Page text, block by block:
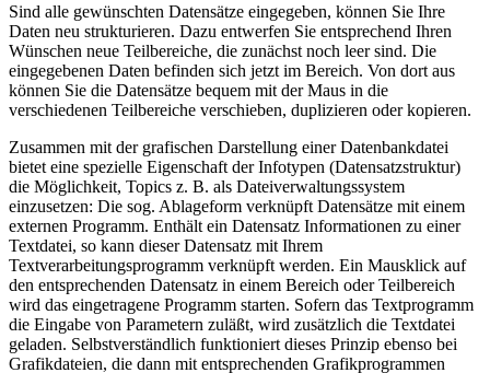
Sind alle gewünschten Datensätze eingegeben, können Sie Ihre
Daten neu strukturieren. Dazu entwerfen Sie entsprechend Ihren
Wünschen neue Teilbereiche, die zunächst noch leer sind. Die
eingegebenen Daten befinden sich jetzt im Bereich. Von dort aus
können Sie die Datensätze bequem mit der Maus in die
verschiedenen Teilbereiche verschieben, duplizieren oder kopieren.
Zusammen mit der grafischen Darstellung einer Datenbankdatei
bietet eine spezielle Eigenschaft der Infotypen (Datensatzstruktur)
die Möglichkeit, Topics z. B. als Dateiverwaltungssystem
einzusetzen: Die sog. Ablageform verknüpft Datensätze mit einem
externen Programm. Enthält ein Datensatz Informationen zu einer
Textdatei, so kann dieser Datensatz mit Ihrem
Textverarbeitungsprogramm verknüpft werden. Ein Mausklick auf
den entsprechenden Datensatz in einem Bereich oder Teilbereich
wird das eingetragene Programm starten. Sofern das Textprogramm
die Eingabe von Parametern zuläßt, wird zusätzlich die Textdatei
geladen. Selbstverständlich funktioniert dieses Prinzip ebenso bei
Grafikdateien, die dann mit entsprechenden Grafikprogrammen